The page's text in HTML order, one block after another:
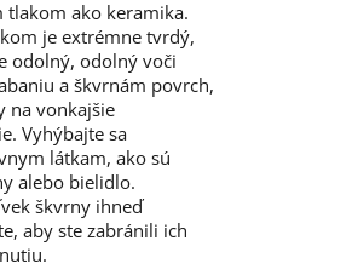
tlakom ako keramika.
je extrémne tvrdý,
odolný, odolný voči
a škvrnám povrch,
na vonkajšie
Vyhýbajte sa
látkam, ako sú
alebo bielidlo.
škvrny ihneď
aby ste zabránili ich